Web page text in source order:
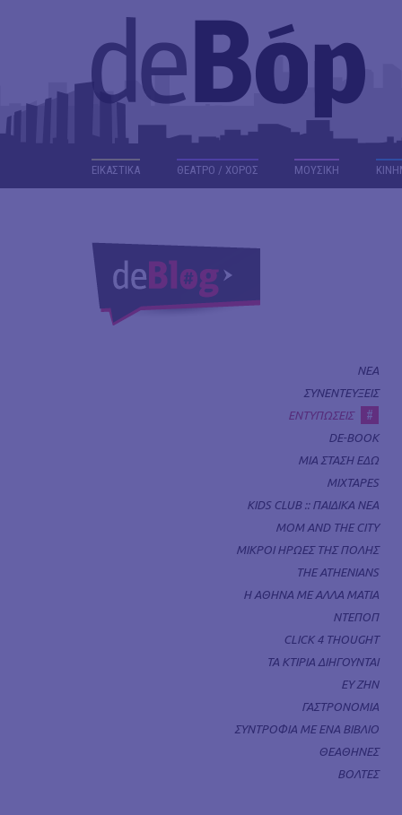
ΕΙΚΑΣΤΙΚΑ ΘΕΑΤΡΟ / ΧΟΡΟΣ ΜΟΥΣΙΚΗ
ΝΕΑ
ΣΥΝΕΝΤΕΥΞΕΙΣ
ΕΝΤΥΠΩΣΕΙΣ
#
DE-BOOK
ΜΙΑ ΣΤΑΣΗ ΕΔΩ
MIXTAPES
KIDS CLUB :: ΠΑΙΔΙΚΑ ΝΕΑ
MOM AND THE CITY
ΜΙΚΡΟΙ ΗΡΩΕΣ ΤΗΣ ΠΟΛΗΣ
THE ATHENIANS
Η ΑΘΗΝΑ ΜΕ ΑΛΛΑ ΜΑΤΙΑ
ΝΤΕΠΟΠ
CLICK 4 THOUGHT
ΤΑ ΚΤΙΡΙΑ ΔΙΗΓΟΥΝΤΑΙ
ΕΥ ΖΗΝ
ΓΑΣΤΡΟΝΟΜΙΑ
ΣΥΝΤΡΟΦΙΑ ΜΕ ΕΝΑ ΒΙΒΛΙΟ
ΘΕΑΘΗΝΕΣ
ΒΟΛΤΕΣ